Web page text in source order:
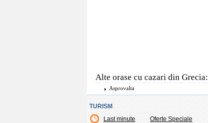
Alte orase cu cazari din Grecia:
Asprovalta
TURISM
Last minute
Oferte Speciale